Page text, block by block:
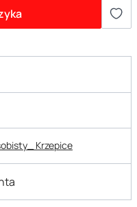
Krzepice